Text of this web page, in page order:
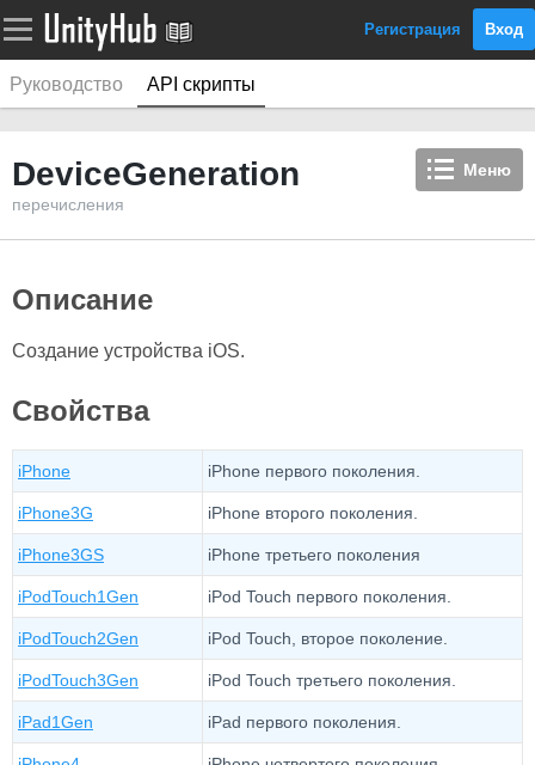
Регистрация Вход
Руководство API скрипты
Меню
DeviceGeneration
перечисления
Описание
Создание устройства iOS.
Свойства
iPhone iPhone первого поколения.
iPhone3G iPhone второго поколения.
iPhone3GS iPhone третьего поколения
iPodTouch1Gen iPod Touch первого поколения.
iPodTouch2Gen iPod Touch, второе поколение.
iPodTouch3Gen iPod Touch третьего поколения.
iPad1Gen iPad первого поколения.